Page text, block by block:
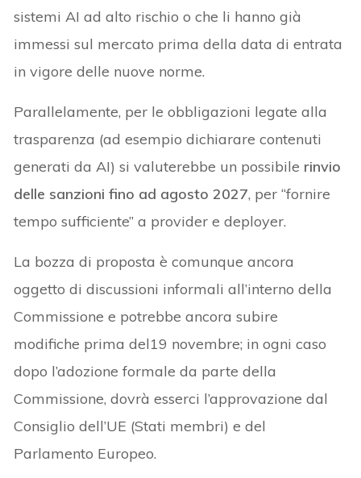
sistemi AI ad alto rischio o che li hanno già
immessi sul mercato prima della data di entrata
in vigore delle nuove norme.
Parallelamente, per le obbligazioni legate alla
trasparenza (ad esempio dichiarare contenuti
generati da AI) si valuterebbe un possibile rinvio
delle sanzioni fino ad agosto 2027, per “fornire
tempo sufficiente” a provider e deployer.
La bozza di proposta è comunque ancora
oggetto di discussioni informali all’interno della
Commissione e potrebbe ancora subire
modifiche prima del19 novembre; in ogni caso
dopo l’adozione formale da parte della
Commissione, dovrà esserci l’approvazione dal
Consiglio dell’UE (Stati membri) e del
Parlamento Europeo.